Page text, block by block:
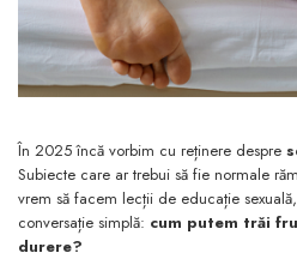
În 2025 încă vorbim cu reținere despre
Subiecte care ar trebui să fie normale
vrem să facem lecții de educație
conversație simplă: cum putem trăi
durere?